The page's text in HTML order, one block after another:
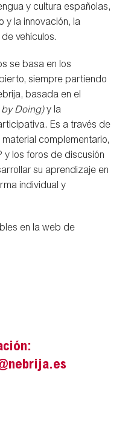
y cultura españolas,
y la innovación, la
vehículos.
se basa en los
siempre partiendo
basada en el
Doing)y la
Es a través de
complementario,
y los foros de discusión
su aprendizaje en
individual y
en la web de